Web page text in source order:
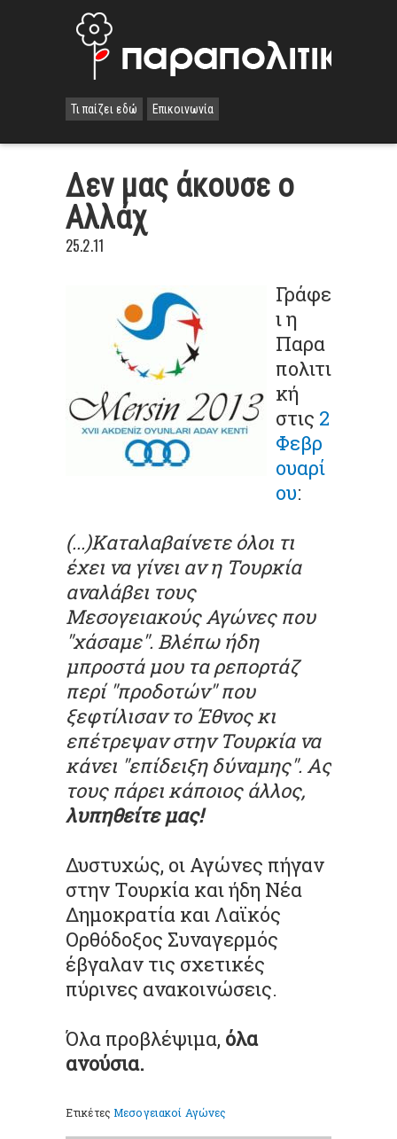
Τι παίζει εδώ Επικοινωνία
Δεν μας άκουσε ο
Αλλάχ
25.2.11
Γράφε
ι η
Παρα
πολιτι
κή
στις 2
Φεβρ
ουαρί
ου:
(...)Καταλαβαίνετε όλοι τι
έχει να γίνει αν η Τουρκία
αναλάβει τους
Μεσογειακούς Αγώνες που
"χάσαμε". Βλέπω ήδη
μπροστά μου τα ρεπορτάζ
περί "προδοτών" που
ξεφτίλισαν το Έθνος κι
επέτρεψαν στην Τουρκία να
κάνει "επίδειξη δύναμης". Ας
τους πάρει κάποιος άλλος,
λυπηθείτε μας!
Δυστυχώς, οι Αγώνες πήγαν
στην Τουρκία και ήδη Νέα
Δημοκρατία και Λαϊκός
Ορθόδοξος Συναγερμός
έβγαλαν τις σχετικές
πύρινες ανακοινώσεις.
Όλα προβλέψιμα, όλα
ανούσια.
ΕτικέτεςΜεσογειακοί Αγώνες